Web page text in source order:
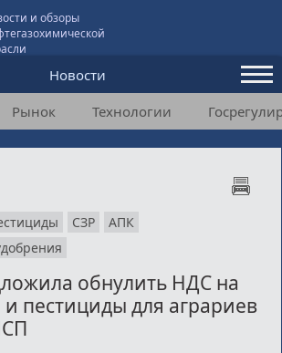
и обзоры
Новости
Аналитика и мнения
Конференции
Подписка
соглашение
Рынок Технологии
СЗР
АПК
обнулить НДС на
пестициды для аграриев